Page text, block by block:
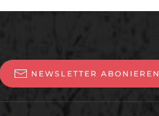
NEWSLETTER ABONIEREN